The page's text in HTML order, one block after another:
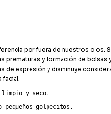
por fuera de nuestros ojos.
prematuras y formación de
expresión y disminuye
facial.
limpio y seco.
golpecitos.